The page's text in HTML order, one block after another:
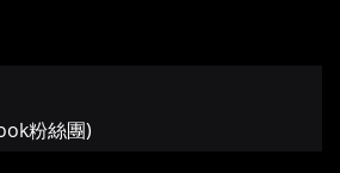
粉絲團)